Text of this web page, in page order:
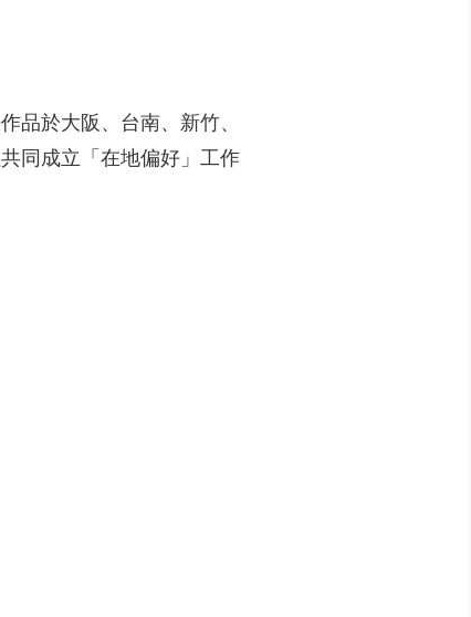
品於大阪、台南、新竹、
同成立「在地偏好」工作